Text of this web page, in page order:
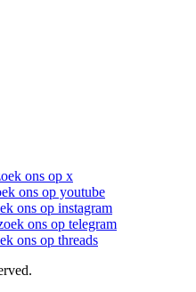
ons op x
ons op youtube
ons op instagram
ons op telegram
ons op threads